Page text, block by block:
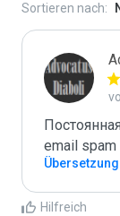
Sortieren nach:
email
Hilfreich